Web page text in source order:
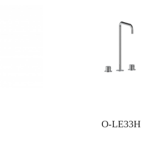
O-LE33H